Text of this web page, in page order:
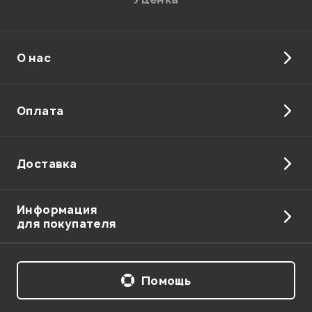
О нас
Оплата
Доставка
Информация
для покупателя
Помощь